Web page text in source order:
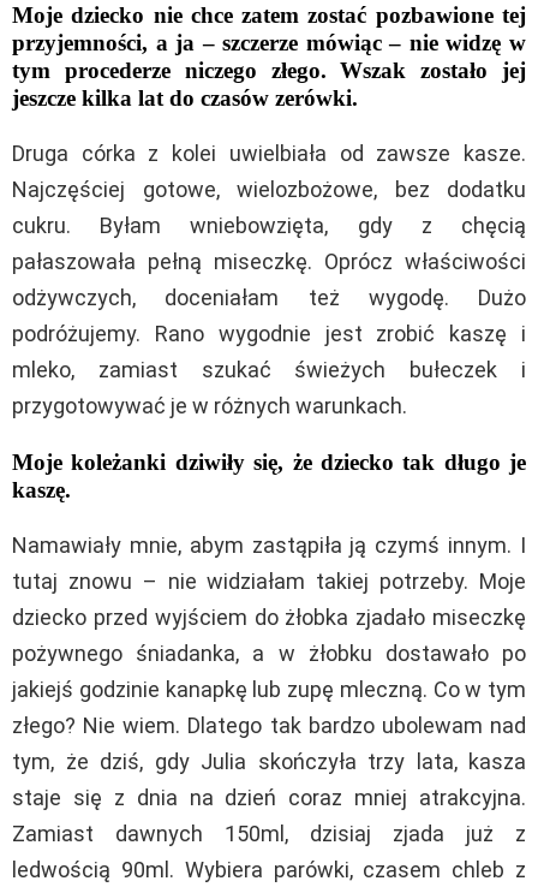
Moje dziecko nie chce zatem zostać pozbawione tej
przyjemności, a ja – szczerze mówiąc – nie widzę w
tym procederze niczego złego. Wszak zostało jej
jeszcze kilka lat do czasów zerówki.
Druga córka z kolei uwielbiała od zawsze kasze.
Najczęściej gotowe, wielozbożowe, bez dodatku
cukru. Byłam wniebowzięta, gdy z chęcią
pałaszowała pełną miseczkę. Oprócz właściwości
odżywczych, doceniałam też wygodę. Dużo
podróżujemy. Rano wygodnie jest zrobić kaszę i
mleko, zamiast szukać świeżych bułeczek i
przygotowywać je w różnych warunkach.
Moje koleżanki dziwiły się, że dziecko tak długo je
kaszę.
Namawiały mnie, abym zastąpiła ją czymś innym. I
tutaj znowu – nie widziałam takiej potrzeby. Moje
dziecko przed wyjściem do żłobka zjadało miseczkę
pożywnego śniadanka, a w żłobku dostawało po
jakiejś godzinie kanapkę lub zupę mleczną. Co w tym
złego? Nie wiem. Dlatego tak bardzo ubolewam nad
tym, że dziś, gdy Julia skończyła trzy lata, kasza
staje się z dnia na dzień coraz mniej atrakcyjna.
Zamiast dawnych 150ml, dzisiaj zjada już z
ledwością 90ml. Wybiera parówki, czasem chleb z